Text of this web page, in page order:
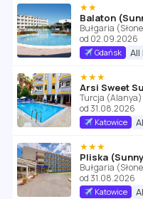
★★
Balaton
Bułgaria
od 02.09.2026
Gdańsk
★★★
Arsi Sweet
Turcja (Alanya)
od 31.08.2026
Katowice
★★★
Pliska
Bułgaria
od 31.08.2026
Katowice